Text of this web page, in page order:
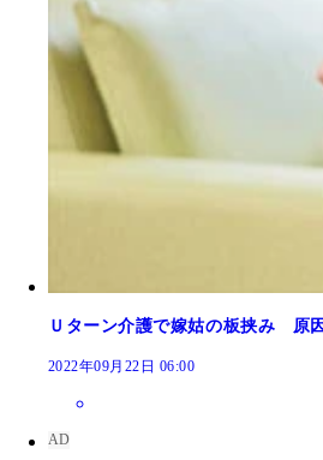
Ｕターン介護で嫁姑の板挟み 原
2022年09月22日 06:00